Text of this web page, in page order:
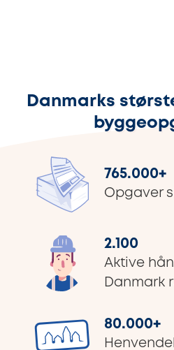
Danmarks
765.000+
Opgaver
2.100
Aktive
Danmark
80.000+